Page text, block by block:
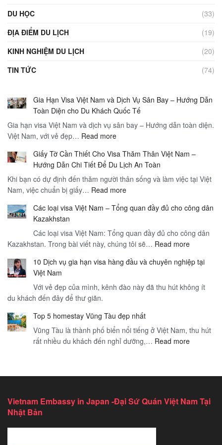
DU HỌC
(33)
ĐỊA ĐIỂM DU LỊCH
(19)
KINH NGHIỆM DU LỊCH
(20)
TIN TỨC
(74)
Gia Hạn Visa Việt Nam và Dịch Vụ Sân Bay – Hướng Dẫn
Toàn Diện cho Du Khách Quốc Tế
Gia hạn visa Việt Nam và dịch vụ sân bay – Hướng dẫn toàn diện.
Việt Nam, với vẻ đẹp… Read more:
Hạn
Visa
Việt
Nam
Dịch
Sân
Bay
Hướng
Toàn
Du
Khách
Quốc
Giấy Tờ Cần Thiết Cho Visa Thăm Thân Việt Nam –
Hướng Dẫn Chi Tiết Để Du Lịch An Toàn
Khi bạn có dự định đến thăm người thân sống và làm việc tại Việt
Nam, việc chuẩn bị giấy… Read more:
Tờ
Thiết
Cho
Thăm
Việt
Hướng
Dẫn
Chi
Du
An
Toàn
Các loại visa Việt Nam – Tổng quan đầy đủ cho công dân
Kazakhstan
Các loại visa Việt Nam: Tổng quan đầy đủ cho công dân
Kazakhstan. Trong bài viết này, chúng tôi sẽ… Read more:
loại
Việt
quan
đầy
công
10 Dịch vụ gia hạn visa hàng đầu và chuyên nghiệp tại
Việt Nam
Với vẻ đẹp của mình, kênh đào này đã thu hút không ít
du khách đến đây để thư giãn.
Top 5 homestay Vũng Tàu đẹp nhất
Vũng Tàu là thành phố biển nổi tiếng ở Việt Nam, thu hút
rất nhiều du khách đến nghỉ dưỡng,… Read more:
đẹp
Vietnam Embassy in Japan -Đại Sứ Quán Việt Nam Tại
Nhật Bản